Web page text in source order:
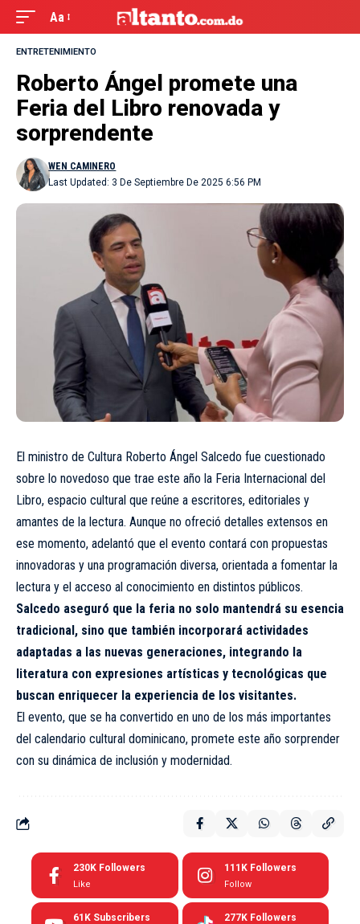
Aa
ENTRETENIMIENTO
Roberto Ángel promete una
Feria del Libro renovada y
sorprendente
Last Updated: 3 De Septiembre De 2025 6:56 PM
WEN CAMINERO
El ministro de Cultura Roberto Ángel Salcedo fue cuestionado
sobre lo novedoso que trae este año la Feria Internacional del
Libro, espacio cultural que reúne a escritores, editoriales y
amantes de la lectura. Aunque no ofreció detalles extensos en
ese momento, adelantó que el evento contará con propuestas
innovadoras y una programación diversa, orientada a fomentar la
lectura y el acceso al conocimiento en distintos públicos.
Salcedo aseguró que la feria no solo mantendrá su esencia
tradicional, sino que también incorporará actividades
adaptadas a las nuevas generaciones, integrando la
literatura con expresiones artísticas y tecnológicas que
buscan enriquecer la experiencia de los visitantes.
El evento, que se ha convertido en uno de los más importantes
del calendario cultural dominicano, promete este año sorprender
con su dinámica de inclusión y modernidad.
230K Followers
Like
111K Followers
Follow
61K Subscribers 277K Followers